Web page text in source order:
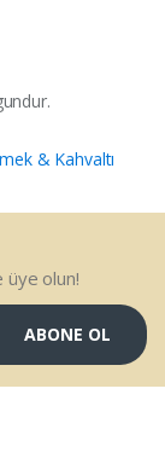
& Kahvaltı
üye olun!
ABONE OL